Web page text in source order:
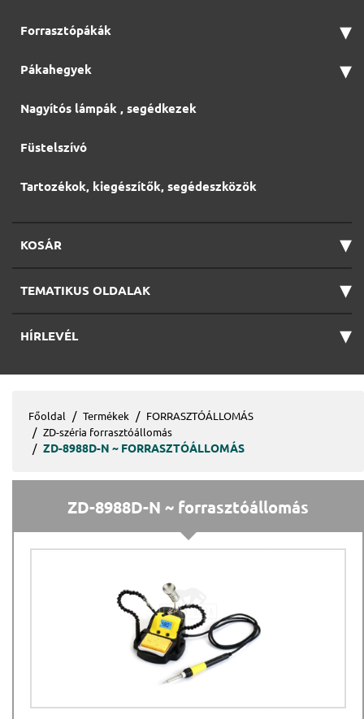
Forrasztópákák ▾
Pákahegyek ▾
Nagyítós lámpák , segédkezek
Füstelszívó
Tartozékok, kiegészítők, segédeszközök
KOSÁR ▾
TEMATIKUS OLDALAK ▾
HÍRLEVÉL ▾
Főoldal Termékek
FORRASZTÓÁLLOMÁS
ZD-széria forrasztóállomás
ZD-8988D-N ~ FORRASZTÓÁLLOMÁS
ZD-8988D-N ~ forrasztóállomás